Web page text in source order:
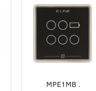
MPE1MB .